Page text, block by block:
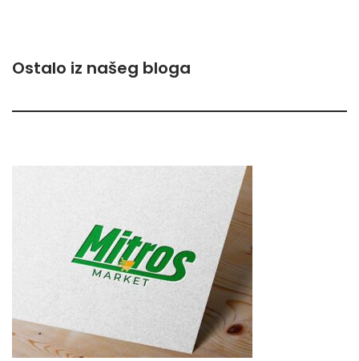
Ostalo iz našeg bloga